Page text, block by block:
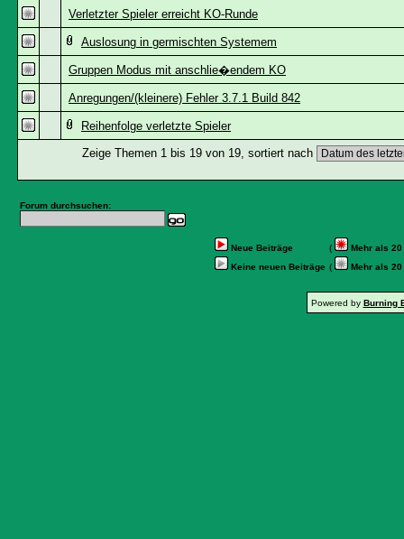
Verletzter Spieler erreicht KO-Runde
Auslosung in germischten Systemem
Gruppen Modus mit anschlie�endem KO
Anregungen/(kleinere) Fehler 3.7.1 Build 842
Reihenfolge verletzte Spieler
Zeige Themen 1 bis 19 von 19, sortiert nach
Forum durchsuchen:
Neue Beiträge (
Mehr als
Keine neuen Beiträge ( Mehr als
Powered by Burning